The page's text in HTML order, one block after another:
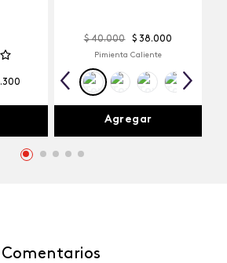
.300
$ 40.000 $ 38.000
Pimienta Caliente
Agregar
Comentarios